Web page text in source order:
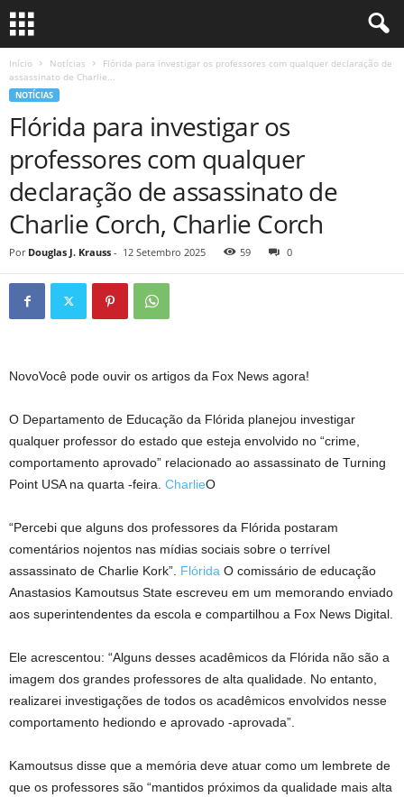
Início Notícias
Flórida para investigar os professores com qualquer declaração de
assassinato de Charlie...
NOTÍCIAS
Flórida para investigar os
professores com qualquer
declaração de assassinato de
Charlie Corch, Charlie Corch
Por Douglas J. Krauss - 12 Setembro 2025 59 0
NovoVocê pode ouvir os artigos da Fox News agora!
O Departamento de Educação da Flórida planejou investigar
qualquer professor do estado que esteja envolvido no “crime,
comportamento aprovado” relacionado ao assassinato de Turning
Point USA na quarta -feira. CharlieO
“Percebi que alguns dos professores da Flórida postaram
comentários nojentos nas mídias sociais sobre o terrível
assassinato de Charlie Kork”. Flórida O comissário de educação
Anastasios Kamoutsus State escreveu em um memorando enviado
aos superintendentes da escola e compartilhou a Fox News Digital.
Ele acrescentou: “Alguns desses acadêmicos da Flórida não são a
imagem dos grandes professores de alta qualidade. No entanto,
realizarei investigações de todos os acadêmicos envolvidos nesse
comportamento hediondo e aprovado -aprovada”.
Kamoutsus disse que a memória deve atuar como um lembrete de
que os professores são “mantidos próximos da qualidade mais alta